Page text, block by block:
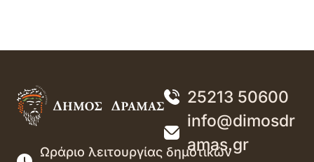
25213 50600
info@dimosdr
amas.gr
Ωράριο λειτουργίας δημοτικών